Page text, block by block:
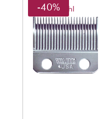
Wahl
-40%